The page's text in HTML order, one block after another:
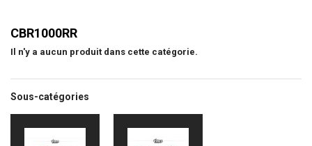
CBR1000RR
Il n'y a aucun produit dans cette catégorie.
Sous-catégories